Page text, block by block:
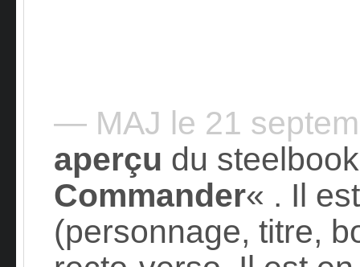
— MAJ le 21
aperçu du steelbook
Commander« . Il est
(personnage, titre,